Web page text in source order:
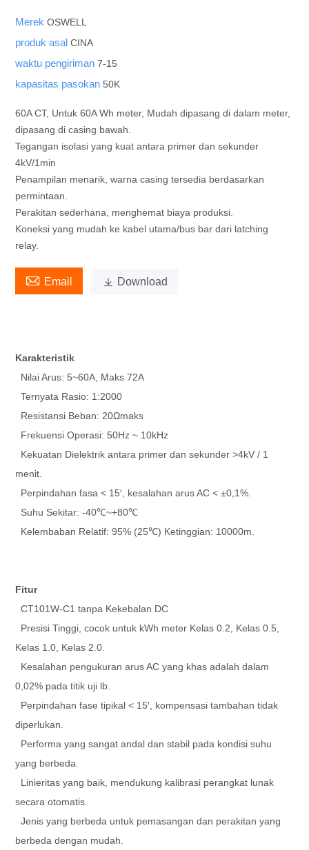
MerekOSWELL
produk asalCINA
waktu pengiriman7-15
kapasitas pasokan50K
60A CT, Untuk 60A Wh meter, Mudah dipasang di dalam meter,
dipasang di casing bawah.
Tegangan isolasi yang kuat antara primer dan sekunder
4kV/1min
Penampilan menarik, warna casing tersedia berdasarkan
permintaan.
Perakitan sederhana, menghemat biaya produksi.
Koneksi yang mudah ke kabel utama/bus bar dari latching
relay.
 Email  Download
Karakteristik
Nilai Arus: 5~60A, Maks 72A
Ternyata Rasio: 1:2000
Resistansi Beban: 20Ωmaks
Frekuensi Operasi: 50Hz ~ 10kHz
Kekuatan Dielektrik antara primer dan sekunder >4kV / 1
menit.
Perpindahan fasa < 15′, kesalahan arus AC < ±0,1%.
Suhu Sekitar: -40℃~+80℃
Kelembaban Relatif: 95% (25℃) Ketinggian: 10000m.
Fitur
CT101W-C1 tanpa Kekebalan DC
Presisi Tinggi, cocok untuk kWh meter Kelas 0.2, Kelas 0.5,
Kelas 1.0, Kelas 2.0.
Kesalahan pengukuran arus AC yang khas adalah dalam
0,02% pada titik uji lb.
Perpindahan fase tipikal < 15′, kompensasi tambahan tidak
diperlukan.
Performa yang sangat andal dan stabil pada kondisi suhu
yang berbeda.
Linieritas yang baik, mendukung kalibrasi perangkat lunak
secara otomatis.
Jenis yang berbeda untuk pemasangan dan perakitan yang
berbeda dengan mudah.